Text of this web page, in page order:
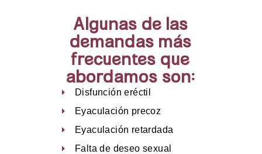
Algunas de las
demandas más
frecuentes que
abordamos son:
Disfunción eréctil
Eyaculación precoz
Eyaculación retardada
Falta de deseo sexual